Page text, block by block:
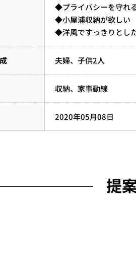
◆プライバシーを守れ
◆小屋浦収納が欲しい
◆洋風ですっきりとし
夫婦、子供2人
収納 家事動線
2020年05月08日
提